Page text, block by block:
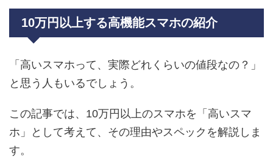
10万円以上する高機能スマホの紹介
「高いスマホって、実際どれくらいの値段なの？」
と思う人もいるでしょう。
この記事では、10万円以上のスマホを「高いスマ
ホ」として考えて、その理由やスペックを解説しま
す。